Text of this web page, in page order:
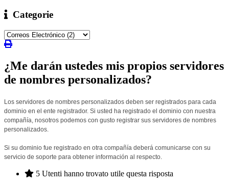
Categorie
¿Me darán ustedes mis propios servidores
de nombres personalizados?
Los servidores de nombres personalizados deben ser registrados para cada
dominio en el ente registrador. Si usted ha registrado el dominio con nuestra
compañía, nosotros podemos con gusto registrar sus servidores de nombres
personalizados.
Si su dominio fue registrado en otra compañía deberá comunicarse con su
servicio de soporte para obtener información al respecto.
5 Utenti hanno trovato utile questa risposta